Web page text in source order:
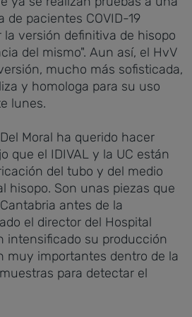
de pacientes COVID-19
la versión definitiva de hisopo
del mismo". Aun así, el HvV
mucho más sofisticada,
y homologa para su uso
lunes.
Moral ha querido hacer
que el IDIVAL y la UC están
del tubo y del medio
hisopo. Son unas piezas que
antes de la
el director del Hospital
intensificado su producción
muy importantes dentro de la
para detectar el